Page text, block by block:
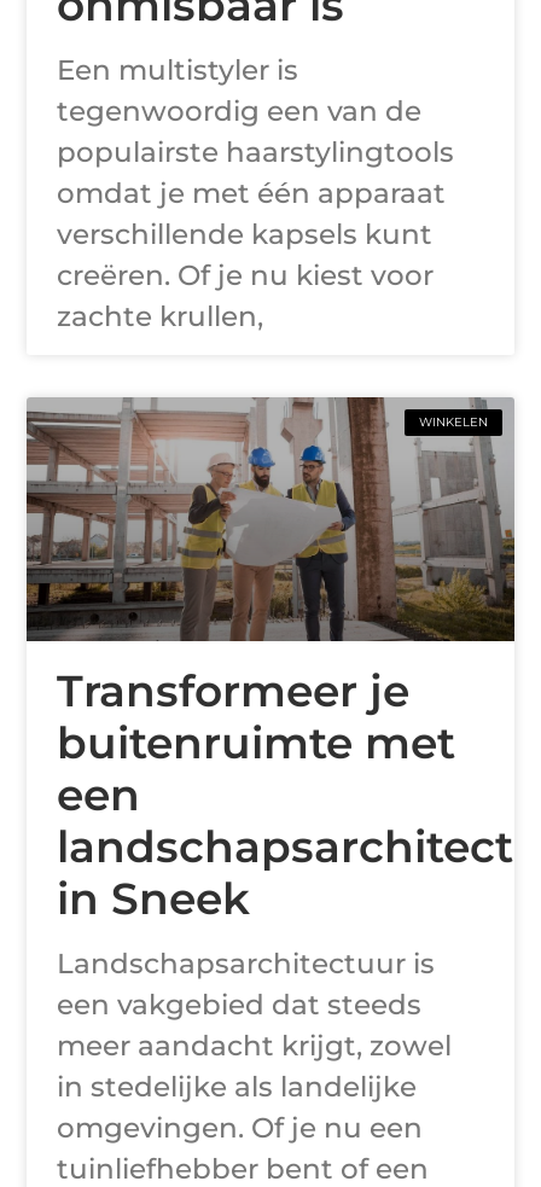
Een multistyler is
tegenwoordig een van de
populairste haarstylingtools
omdat je met één apparaat
verschillende kapsels kunt
creëren. Of je nu kiest voor
zachte krullen,
WINKELEN
Transformeer je
buitenruimte met
een
landschapsarchitect
in Sneek
Landschapsarchitectuur is
een vakgebied dat steeds
meer aandacht krijgt, zowel
in stedelijke als landelijke
omgevingen. Of je nu een
tuinliefhebber bent of een